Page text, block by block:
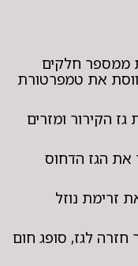
ממספר חלקים
את טמפרטורת
הקירור ומזרים
את הגז הדחוס
זרימת נוזל
חזרה לגז, סופג חום